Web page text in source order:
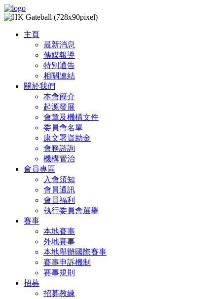
主頁
最新消息
傳媒報導
特別通告
相關連結
關於我們
本會簡介
起源發展
會章及機構文件
委員會名單
康文署資助金
會務諮詢
機構管治
會員專區
入會須知
會員通訊
會員福利
執行委員會選舉
賽事
本地賽事
外地賽事
本地舉辦國際賽事
賽事申訴機制
賽事規則
招募
招募教練